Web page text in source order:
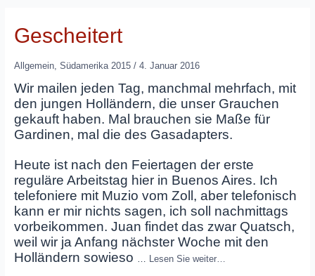
Gescheitert
Allgemein, Südamerika 2015/ 4. Januar 2016
Wir mailen jeden Tag, manchmal mehrfach, mit
den jungen Holländern, die unser Grauchen
gekauft haben. Mal brauchen sie Maße für
Gardinen, mal die des Gasadapters.
Heute ist nach den Feiertagen der erste
reguläre Arbeitstag hier in Buenos Aires. Ich
telefoniere mit Muzio vom Zoll, aber telefonisch
kann er mir nichts sagen, ich soll nachmittags
vorbeikommen. Juan findet das zwar Quatsch,
weil wir ja Anfang nächster Woche mit den
Holländern sowieso
Lesen Sie weiter…